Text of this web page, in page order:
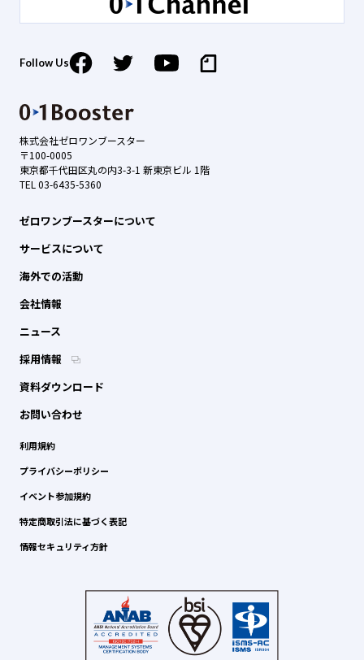
株式会社ゼロワンブースター
〒100-0005
東京都千代田区丸の内3-3-1 新東京ビル 1階
TEL 03-6435-5360
ゼロワンブースターについて
サービスについて
海外での活動
会社情報
ニュース
採用情報
資料ダウンロード
お問い合わせ
利用規約
プライバシーポリシー
イベント参加規約
特定商取引法に基づく表記
情報セキュリティ方針
Follow Us